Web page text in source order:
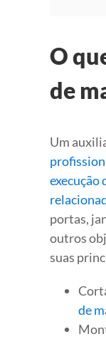
O
de
Um
execução
portas,
outros
suas
de